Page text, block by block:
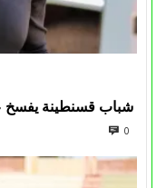
شباب قسنطينة يفسخ
0